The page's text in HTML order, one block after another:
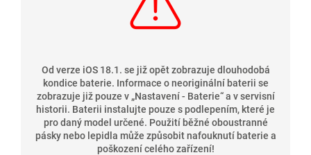
Od verze iOS 18.1. se již opět zobrazuje dlouhodobá
kondice baterie. Informace o neoriginální baterii se
zobrazuje již pouze v „Nastavení - Baterie“a v servisní
historii. Baterii instalujte pouze s podlepením, které je
pro daný model určené. Použití běžné oboustranné
pásky nebo lepidla může způsobit nafouknutí baterie a
poškození celého zařízení!